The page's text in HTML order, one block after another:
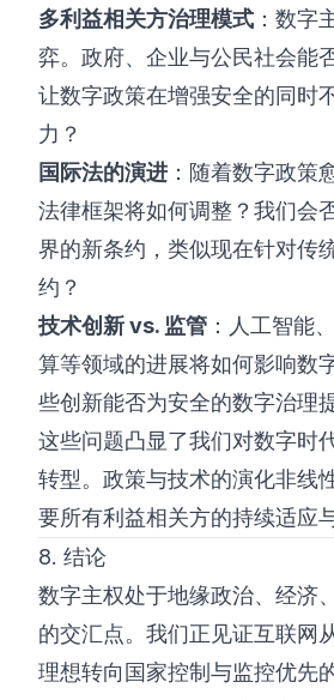
多利益相关方治理模式 ：数字
弈。政府、企业与公民社会能
让数字政策在增强安全的同时
力？
国际法的演进 ：随着数字政策
法律框架将如何调整？我们会
界的新条约，类似现在针对传
约？
技术创新 vs. 监管 ：人工智能
算等领域的进展将如何影响数
些创新能否为安全的数字治理
这些问题凸显了我们对数字时
转型。政策与技术的演化非线
要所有利益相关方的持续适应
8. 结论
数字主权处于地缘政治、经济
的交汇点。我们正见证互联网
理想转向国家控制与监控优先